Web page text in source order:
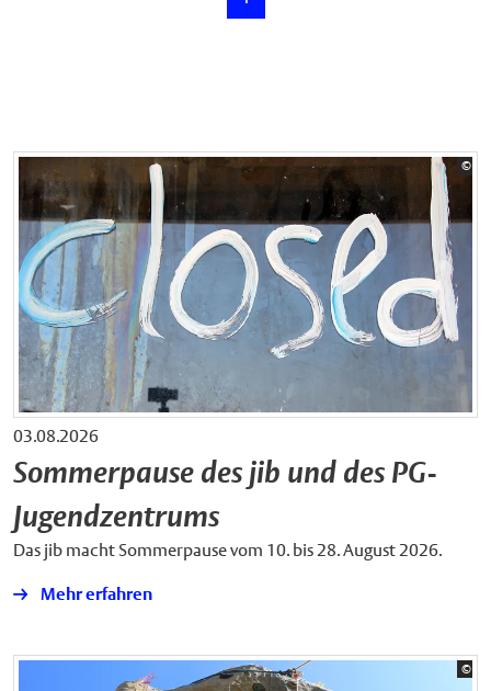
©
03.08.2026
Sommerpause des jib und des PG-
Jugendzentrums
Das jib macht Sommerpause vom 10. bis 28. August 2026.
Mehr erfahren
©